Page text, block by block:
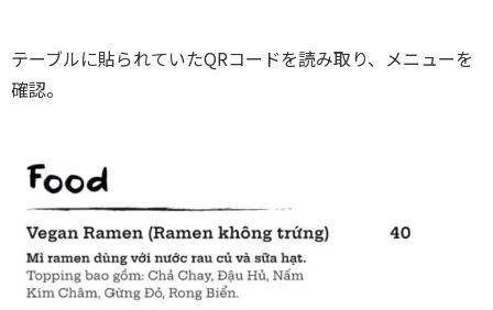
テーブルに貼られていたQRコードを読み取り、メニューを
確認。